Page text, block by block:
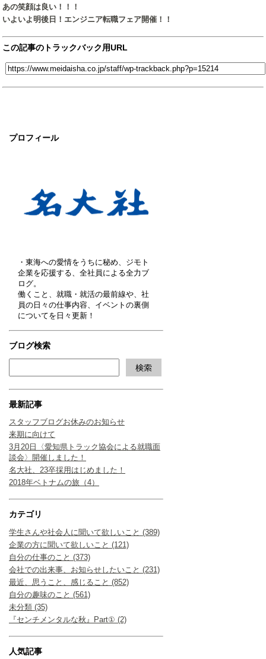
プロフィール
・東海への愛情をうちに秘め、ジモト
企業を応援する、全社員による全力ブ
ログ。
働くこと、就職・就活の最前線や、社
員の日々の仕事内容、イベントの裏側
についてを日々更新！
ブログ検索
最新記事
スタッフブログお休みのお知らせ
来期に向けて
3月20日〈愛知県トラック協会による就職面
談会〉開催しました！
名大社、23卒採用はじめました！
2018年ベトナムの旅（4）
カテゴリ
学生さんや社会人に聞いて欲しいこと (389)
企業の方に聞いて欲しいこと (121)
自分の仕事のこと (373)
会社での出来事、お知らせしたいこと (231)
最近、思うこと、感じること (852)
自分の趣味のこと (561)
未分類 (35)
『センチメンタルな秋』Part① (2)
人気記事
あの笑顔は良い！！！
いよいよ明後日！エンジニア転職フェア開催！！
この記事のトラックバック用URL